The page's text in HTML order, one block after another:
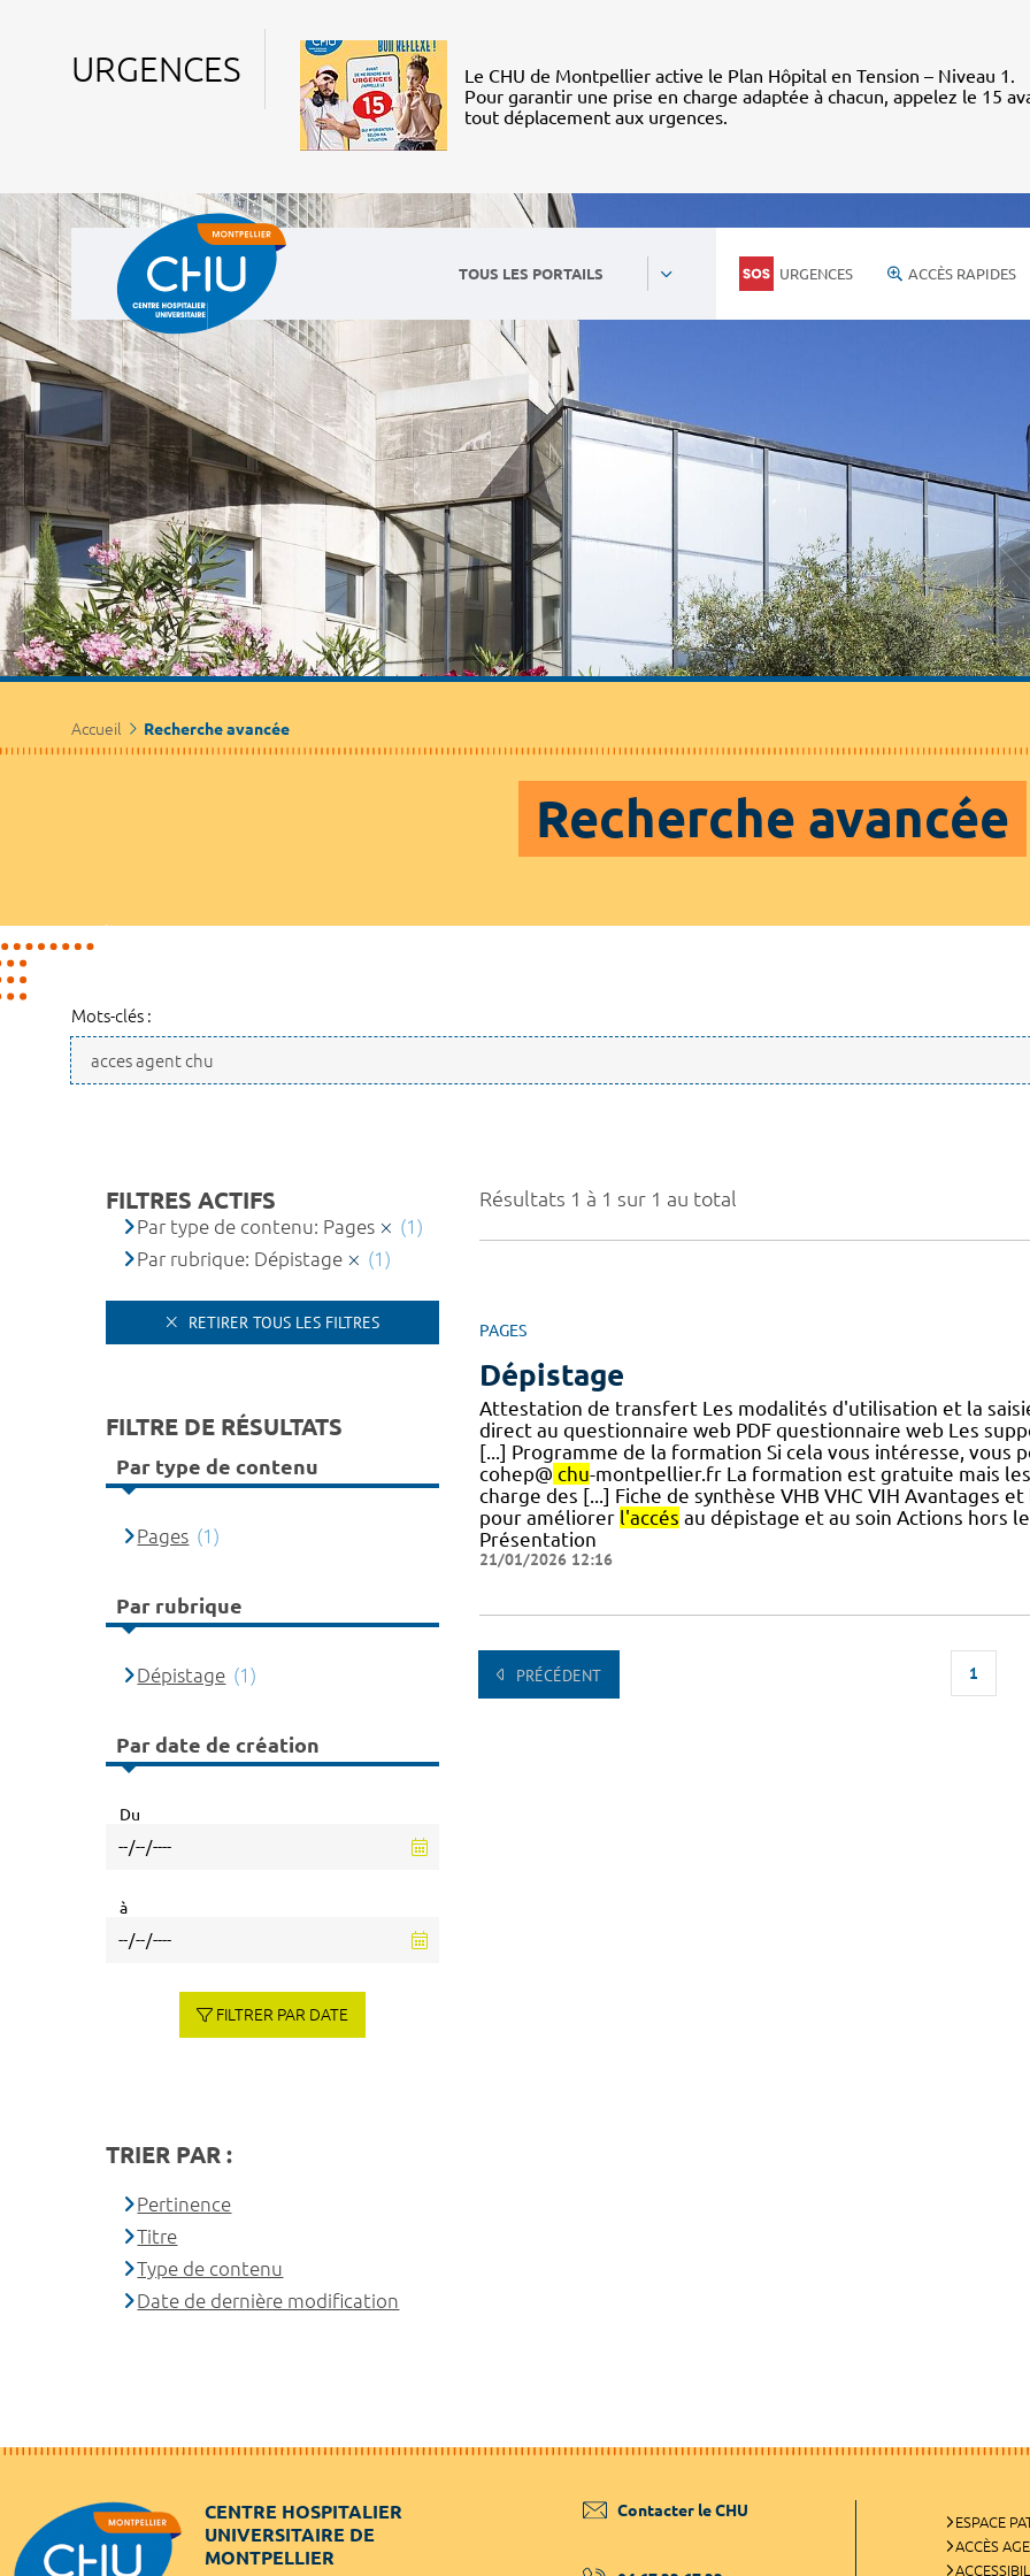
URGENCES
Le CHU de Montpellier active le Plan Hôpital en Tension – Niveau 1.
Pour garantir une prise en charge adaptée à chacun, appelez le 15
tout déplacement aux urgences.
TOUS LES PORTAILS URGENCES ACCÈS RAPIDES
Accueil Recherche avancée
Recherche avancée
Mots-clés :
Résultats 1 à 1 sur 1 au total
PAGES
Dépistage
Attestation de transfert Les modalités d'utilisation et la
direct au questionnaire web PDF questionnaire web Les
[...] Programme de la formation Si cela vous intéresse, vous
cohep@ chu-montpellier.fr La formation est gratuite mais
charge des [...] Fiche de synthèse VHB VHC VIH Avantages
pour améliorer l'accés au dépistage et au soin Actions hors
Présentation
21/01/2026 12:16
PRÉCÉDENT 1
FILTRES ACTIFS
Par type de contenu: Pages
(1)
Par rubrique: Dépistage
(1)
RETIRER TOUS LES FILTRES
FILTRE DE RÉSULTATS
Par type de contenu
Pages (1)
Par rubrique
Dépistage (1)
Par date de création
Du
à
FILTRER PAR DATE
TRIER PAR :
Pertinence
Titre
Type de contenu
Date de dernière modification
CENTRE HOSPITALIER
UNIVERSITAIRE DE
MONTPELLIER
Contacter le CHU
ESPACE
ACCÈS